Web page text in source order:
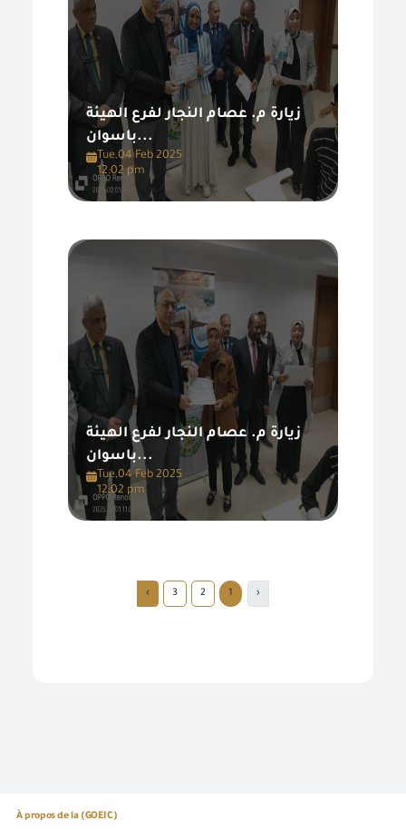
زيارة م. عصام النجار لفرع الهيئة
باسوان...
Tue,04 Feb 2025
12:02 pm
زيارة م. عصام النجار لفرع الهيئة
باسوان...
Tue,04 Feb 2025
12:02 pm
‹
1
2
3
›
À propos de la (GOEIC)